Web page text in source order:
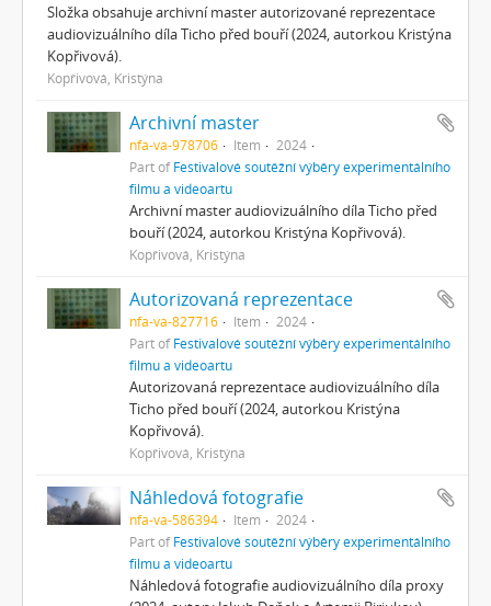
Složka obsahuje archivní master autorizované reprezentace
audiovizuálního díla Ticho před bouří (2024, autorkou Kristýna
Kopřivová).
Kopřivová, Kristýna
Archivní master
nfa-va-978706 Item
2024
Part ofFestivalové soutěžní výběry experimentálního
filmu a videoartu
Archivní master audiovizuálního díla Ticho před
bouří (2024, autorkou Kristýna Kopřivová).
Kopřivová, Kristýna
Autorizovaná reprezentace
nfa-va-827716 Item
2024
Part ofFestivalové soutěžní výběry experimentálního
filmu a videoartu
Autorizovaná reprezentace audiovizuálního díla
Ticho před bouří (2024, autorkou Kristýna
Kopřivová).
Kopřivová, Kristýna
Náhledová fotografie
nfa-va-586394 Item
2024
Part ofFestivalové soutěžní výběry experimentálního
filmu a videoartu
Náhledová fotografie audiovizuálního díla proxy